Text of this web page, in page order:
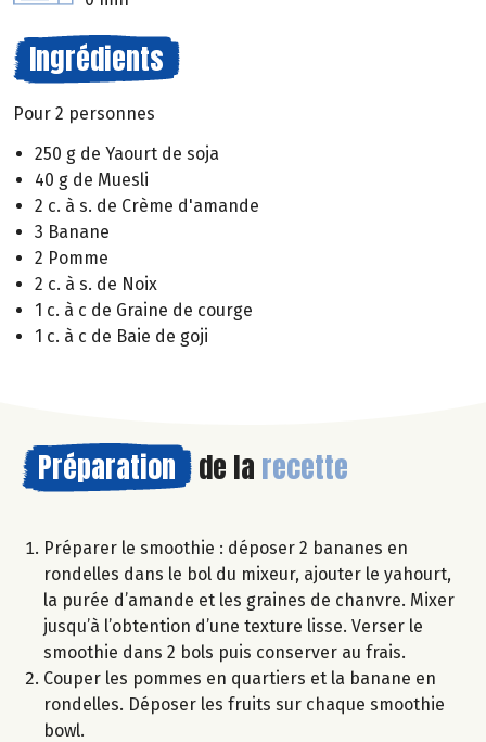
Ingrédients
Pour 2 personnes
250 g de Yaourt de soja
40 g de Muesli
2 c. à s. de Crème d'amande
3 Banane
2 Pomme
2 c. à s. de Noix
1 c. à c de Graine de courge
1 c. à c de Baie de goji
Préparation de la recette
Préparer le smoothie : déposer 2 bananes en
rondelles dans le bol du mixeur, ajouter le yahourt,
la purée d’amande et les graines de chanvre. Mixer
jusqu’à l’obtention d’une texture lisse. Verser le
smoothie dans 2 bols puis conserver au frais.
Couper les pommes en quartiers et la banane en
rondelles. Déposer les fruits sur chaque smoothie
bowl.